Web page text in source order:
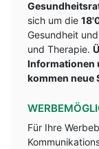
sich um die
Gesundheit
und Therapie.
Informationen
kommen neue
Für Ihre